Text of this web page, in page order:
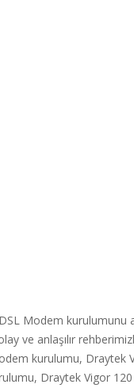
Modem kurulumunu
ve anlaşılır
kurulumu, Draytek
Draytek Vigor